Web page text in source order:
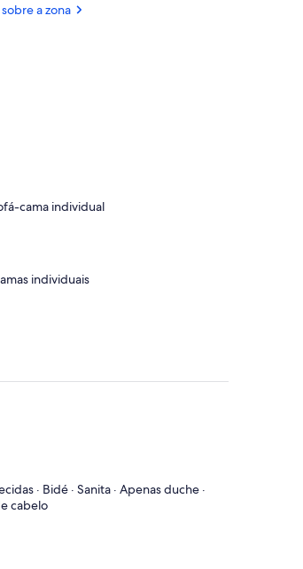
a zona
cama individual
individuais
· Bidé · Sanita · Apenas duche ·
cabelo